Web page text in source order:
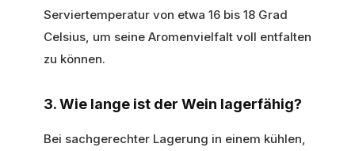
Serviertemperatur von etwa 16 bis 18 Grad
Celsius, um seine Aromenvielfalt voll entfalten
zu können.
3. Wie lange ist der Wein lagerfähig?
Bei sachgerechter Lagerung in einem kühlen,